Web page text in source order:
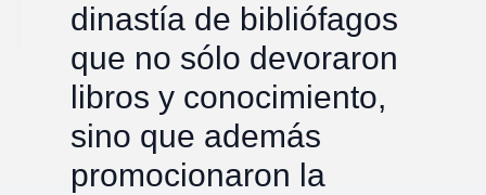
dinastía de bibliófagos
que no sólo devoraron
libros y conocimiento,
sino que además
promocionaron la